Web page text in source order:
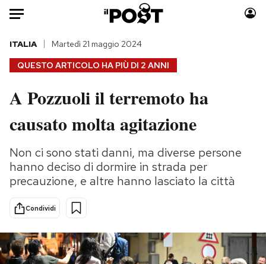
Auto
HOME
Italia
Politica
Tecnologia
Internet
Scienza
Cultura
Economia
Sport
Moda
Consumismi
Storie/Idee
Ok Boomer!
Media
Mondiali calcio 2026
QUESTO ARTICOLO HA PIÙ DI 2 ANNI
ITALIA Martedì 21 maggio 2024
A Pozzuoli il terremoto ha
causato molta agitazione
Non ci sono stati danni, ma diverse persone
hanno deciso di dormire in strada per
precauzione, e altre hanno lasciato la città
Condividi